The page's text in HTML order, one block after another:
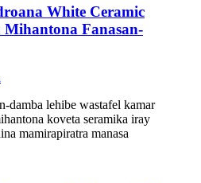
White Ceramic
Fanasan-